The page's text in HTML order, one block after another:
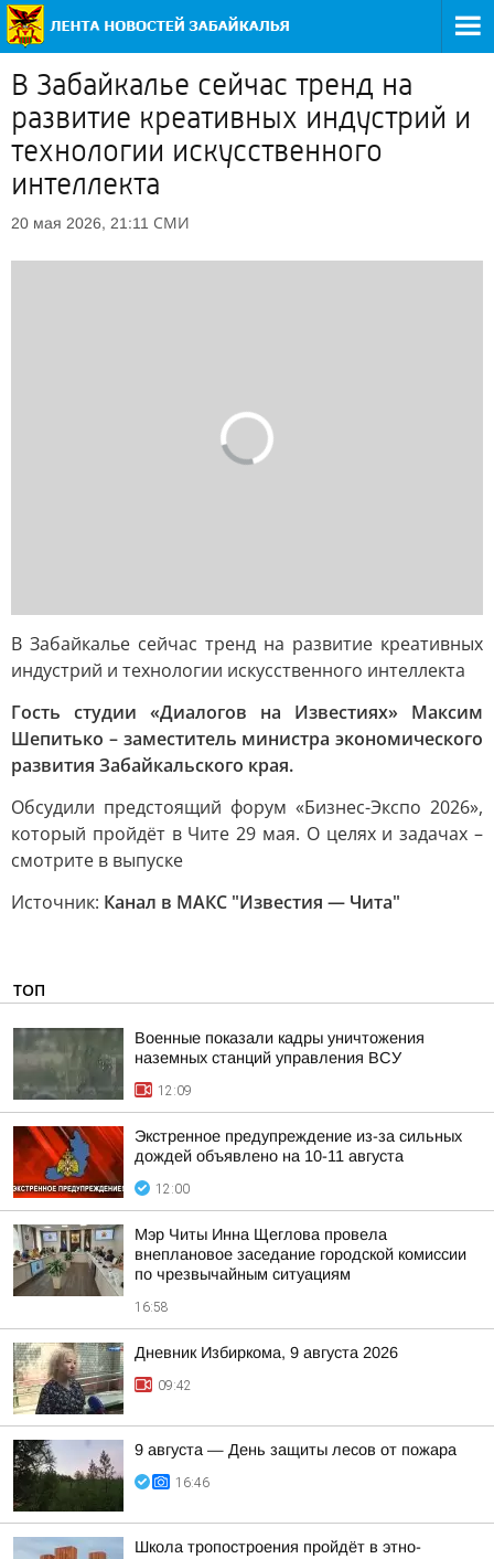
В Забайкалье сейчас тренд на
развитие креативных индустрий и
технологии искусственного
интеллекта
20 мая 2026, 21:11 СМИ
В Забайкалье сейчас тренд на развитие креативных
индустрий и технологии искусственного интеллекта
Гость студии «Диалогов на Известиях» Максим
Шепитько – заместитель министра экономического
развития Забайкальского края.
Обсудили предстоящий форум «Бизнес-Экспо 2026»,
который пройдёт в Чите 29 мая. О целях и задачах –
смотрите в выпуске
Источник: Канал в МАКС "Известия — Чита"
ТОП
Военные показали кадры уничтожения
наземных станций управления ВСУ
12:09
Экстренное предупреждение из-за сильных
дождей объявлено на 10-11 августа
12:00
Мэр Читы Инна Щеглова провела
внеплановое заседание городской комиссии
по чрезвычайным ситуациям
16:58
Дневник Избиркома, 9 августа 2026
09:42
9 августа — День защиты лесов от пожара
16:46
Школа тропостроения пройдёт в этно-